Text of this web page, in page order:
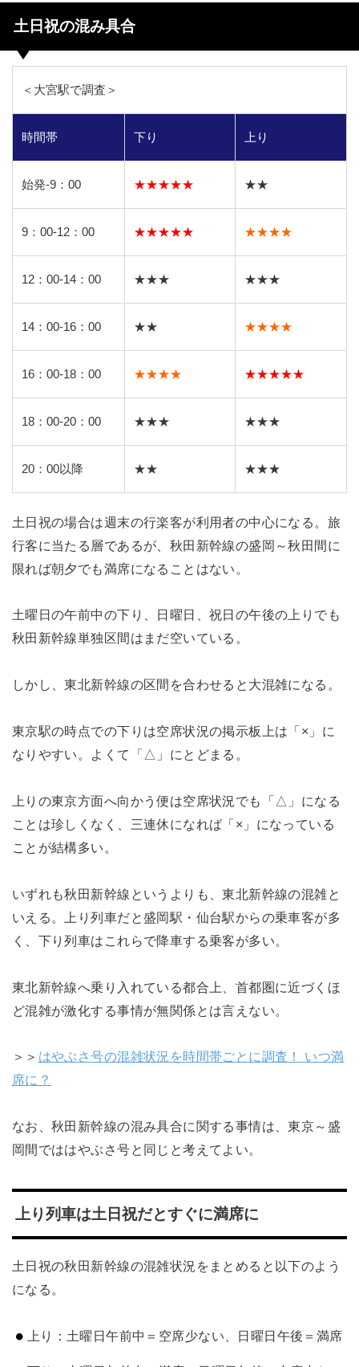
土日祝の混み具合
＜大宮駅で調査＞
時間帯 下り 上り
始発-9：00 ★★★★★ ★★
9：00-12：00 ★★★★★ ★★★★
12：00-14：00 ★★★ ★★★
14：00-16：00 ★★ ★★★★
16：00-18：00 ★★★★ ★★★★★
18：00-20：00 ★★★ ★★★
20：00以降 ★★ ★★★
土日祝の場合は週末の行楽客が利用者の中心になる。旅
行客に当たる層であるが、秋田新幹線の盛岡～秋田間に
限れば朝夕でも満席になることはない。
土曜日の午前中の下り、日曜日、祝日の午後の上りでも
秋田新幹線単独区間はまだ空いている。
しかし、東北新幹線の区間を合わせると大混雑になる。
東京駅の時点での下りは空席状況の掲示板上は「×」に
なりやすい。よくて「△」にとどまる。
上りの東京方面へ向かう便は空席状況でも「△」になる
ことは珍しくなく、三連休になれば「×」になっている
ことが結構多い。
いずれも秋田新幹線というよりも、東北新幹線の混雑と
いえる。上り列車だと盛岡駅・仙台駅からの乗車客が多
く、下り列車はこれらで降車する乗客が多い。
東北新幹線へ乗り入れている都合上、首都圏に近づくほ
ど混雑が激化する事情が無関係とは言えない。
＞＞ はやぶさ号の混雑状況を時間帯ごとに調査！ いつ満
席に？
なお、秋田新幹線の混み具合に関する事情は、東京～盛
岡間でははやぶさ号と同じと考えてよい。
上り列車は土日祝だとすぐに満席に
土日祝の秋田新幹線の混雑状況をまとめると以下のよう
になる。
上り：土曜日午前中＝空席少ない、日曜日午後＝満席